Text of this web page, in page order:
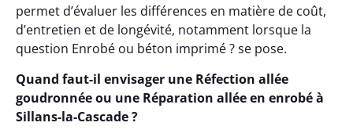
permet d’évaluer les différences en matière de coût,
d’entretien et de longévité, notamment lorsque la
question Enrobé ou béton imprimé ? se pose.
Quand faut-il envisager une Réfection allée
goudronnée ou une Réparation allée en enrobé à
Sillans-la-Cascade ?